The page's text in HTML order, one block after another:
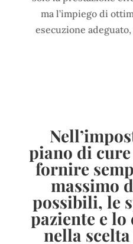
ma l’impiego di
esecuzione
piano di
fornire
massimo
possibili, le
paziente e
nella